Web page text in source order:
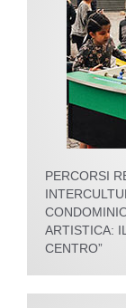
PERCORSI
ARTISTICA:
CENTRO”